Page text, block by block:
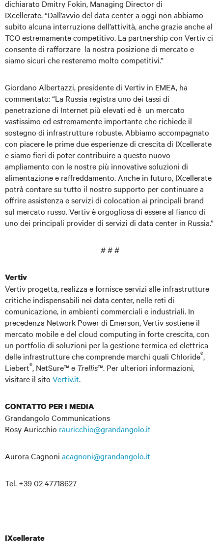
dichiarato Dmitry Fokin, Managing Director di
IXcellerate. “Dall’avvio del data center a oggi non abbiamo
subito alcuna interruzione dell’attività, anche grazie anche al
TCO estremamente competitivo. La partnership con Vertiv ci
consente di rafforzare la nostra posizione di mercato e
siamo sicuri che resteremo molto competitivi.”
Giordano Albertazzi, presidente di Vertiv in EMEA, ha
commentato: “La Russia registra uno dei tassi di
penetrazione di Internet più elevati ed è un mercato
vastissimo ed estremamente importante che richiede il
sostegno di infrastrutture robuste. Abbiamo accompagnato
con piacere le prime due esperienze di crescita di IXcellerate
e siamo fieri di poter contribuire a questo nuovo
ampliamento con le nostre più innovative soluzioni di
alimentazione e raffreddamento. Anche in futuro, IXcellerate
potrà contare su tutto il nostro supporto per continuare a
offrire assistenza e servizi di colocation ai principali brand
sul mercato russo. Vertiv è orgogliosa di essere al fianco di
uno dei principali provider di servizi di data center in Russia.”
# # #
Vertiv
Vertiv progetta, realizza e fornisce servizi alle infrastrutture
critiche indispensabili nei data center, nelle reti di
comunicazione, in ambienti commerciali e industriali. In
precedenza Network Power di Emerson, Vertiv sostiene il
mercato mobile e del cloud computing in forte crescita, con
un portfolio di soluzioni per la gestione termica ed elettrica
delle infrastrutture che comprende marchi quali Chloride®,
Liebert®, NetSure™ e Trellis™. Per ulteriori informazioni,
visitare il sito Vertiv.it.
CONTATTO PER I MEDIA
Grandangolo Communications
Rosy Auricchio rauricchio@grandangolo.it
Aurora Cagnoni acagnoni@grandangolo.it
Tel. +39 02 47718627
IXcellerate